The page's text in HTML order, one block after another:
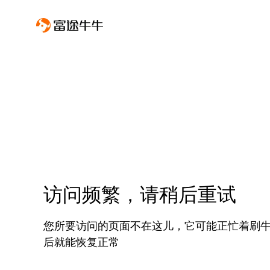
访问频繁，请稍后重试
您所要访问的页面不在这儿，它可能正忙着刷
后就能恢复正常